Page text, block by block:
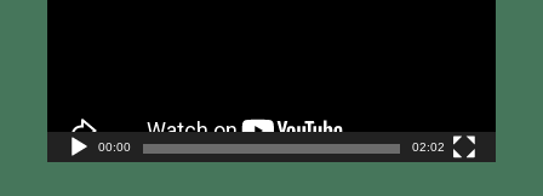
00:00 02:02